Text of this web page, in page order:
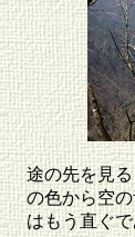
途の先を見
の色から空
はもう直ぐ